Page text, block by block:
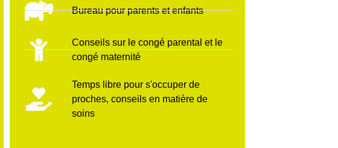
Bureau pour parents et enfants
Conseils sur le congé parental et le
congé maternité
Temps libre pour s'occuper de
proches, conseils en matière de
soins